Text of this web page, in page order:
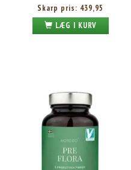
Skarp pris: 439,95
LÆG I KURV